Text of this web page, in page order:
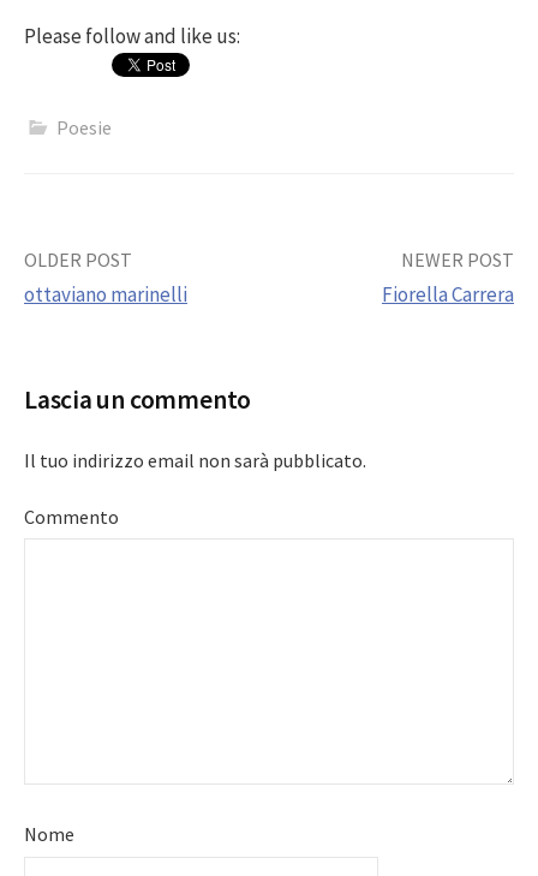
Please follow and like us:
Poesie
Post
OLDER POST
ottaviano marinelli
NEWER POST
Fiorella Carrera
Lascia un commento
Il tuo indirizzo email non sarà pubblicato.
Commento
Nome